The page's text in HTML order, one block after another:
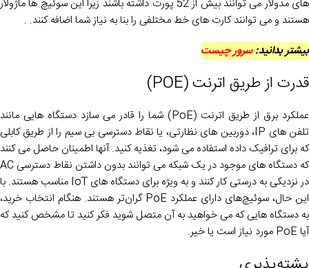
های مدولار می توانند بیش از 52 پورت داشته باشند زیرا این سوئیچ ها ماژولار
هستند و می توانند کارت های خط مختلفی را بنا به نیاز شما اضافه کنند. .
بیشتر بدانید:سرور چیست
قدرت از طریق اترنت (POE)
عملکرد برق از طریق اترنت (PoE) شما را قادر می سازد دستگاه هایی مانند
تلفن های IP، دوربین های نظارتی، یا نقاط دسترسی بی سیم را از طریق کابلی
که برای ترافیک داده استفاده می شود، تغذیه کنید. آنها اطمینان حاصل می کنند
که دستگاه های موجود در یک شبکه می توانند بدون داشتن نقاط دسترسی AC
در نزدیکی به درستی کار کنند و به ویژه برای دستگاه های IoT مناسب هستند. با
این حال، سوئیچ‌های دارای عملکرد PoE گران‌تر هستند. هنگام انتخاب خرید،
به دستگاه هایی که می خواهید به آن متصل شوید فکر کنید تا مشخص کنید که
آیا PoE مورد نیاز است یا خیر.